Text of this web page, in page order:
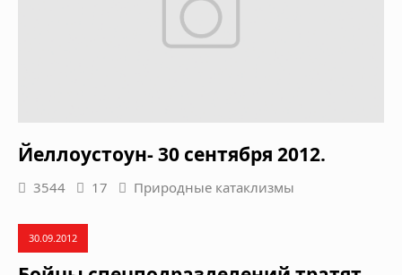
Йеллоустоун- 30 сентября 2012.
3544 17 Природные катаклизмы
30.09.2012